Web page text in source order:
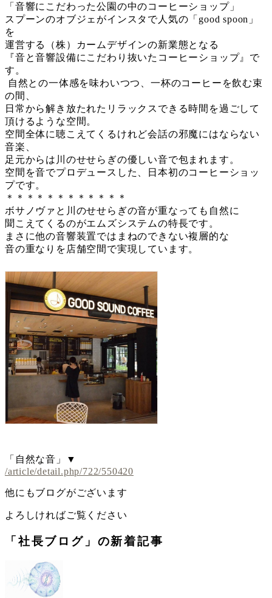
「音響にこだわった公園の中のコーヒーショップ」
スプーンのオブジェがインスタで人気の「good spoon」
を
運営する（株）カームデザインの新業態となる
『音と音響設備にこだわり抜いたコーヒーショップ』で
す。
自然との一体感を味わいつつ、一杯のコーヒーを飲む束
の間、
日常から解き放たれたリラックスできる時間を過ごして
頂けるような空間。
空間全体に聴こえてくるけれど会話の邪魔にはならない
音楽、
足元からは川のせせらぎの優しい音で包まれます。
空間を音でプロデュースした、日本初のコーヒーショッ
プです。
＊＊＊＊＊＊＊＊＊＊＊＊
ボサノヴァと川のせせらぎの音が重なっても自然に
聞こえてくるのがエムズシステムの特長です。
まさに他の音響装置ではまねのできない複層的な
音の重なりを店舗空間で実現しています。
「自然な音」▼
/article/detail.php/722/550420
他にもブログがございます
よろしければご覧ください
「社長ブログ」の新着記事